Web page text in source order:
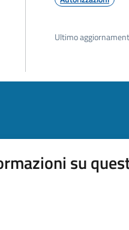
Ultimo
su